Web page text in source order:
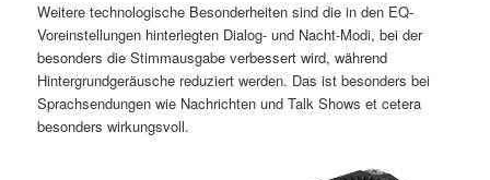
Weitere technologische Besonderheiten sind die in den EQ-
Voreinstellungen hinterlegten Dialog- und Nacht-Modi, bei der
besonders die Stimmausgabe verbessert wird, während
Hintergrundgeräusche reduziert werden. Das ist besonders bei
Sprachsendungen wie Nachrichten und Talk Shows et cetera
besonders wirkungsvoll.